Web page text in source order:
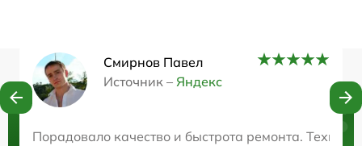
Смирнов Павел
Источник – Яндекс
Порадовало качество и быстрота ремонта.
Нужна консультация?